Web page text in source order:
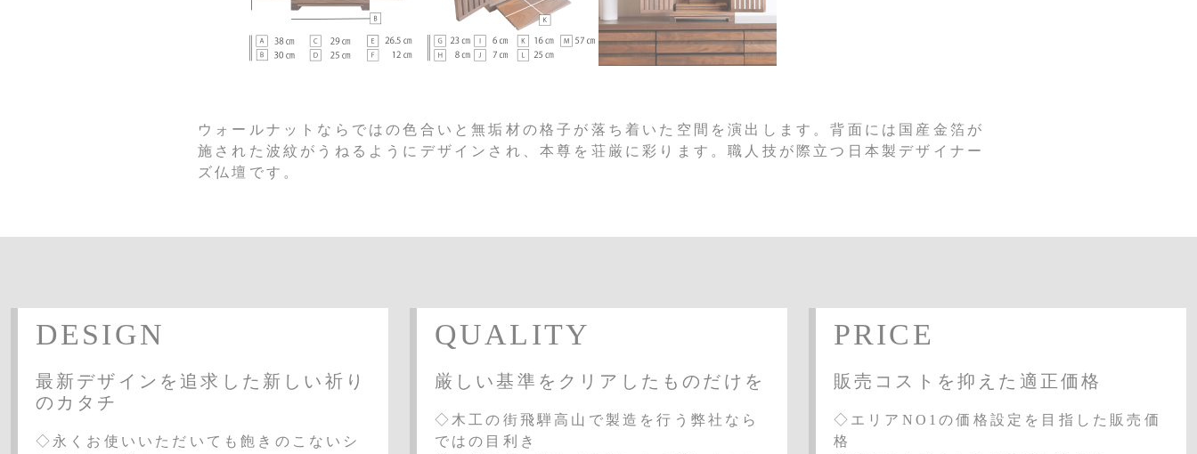
ウォールナットならではの色合いと無垢材の格子が落ち着いた空間を演出します。背面には国産金箔が
施された波紋がうねるようにデザインされ、本尊を荘厳に彩ります。職人技が際立つ日本製デザイナー
ズ仏壇です。
DESIGN
最新デザインを追求した新しい祈り
のカタチ
◇永くお使いいただいても飽きのこないシ
QUALITY
厳しい基準をクリアしたものだけを
◇木工の街飛騨高山で製造を行う弊社なら
ではの目利き
PRICE
販売コストを抑えた適正価格
◇エリアNO1の価格設定を目指した販売価
格